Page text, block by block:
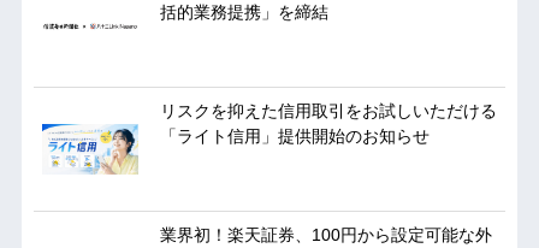
括的業務提携」を締結
リスクを抑えた信用取引をお試しいただける
「ライト信用」提供開始のお知らせ
業界初！楽天証券、100円から設定可能な外